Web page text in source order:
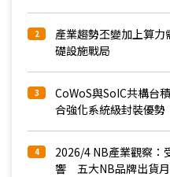
2
產業趨勢丕變加上算
礎設施戰局
3
CoWoS與SoIC共構台
合強化系統級封裝優勢
4
2026/4 NB產業觀察：
響 五大NB品牌出貨